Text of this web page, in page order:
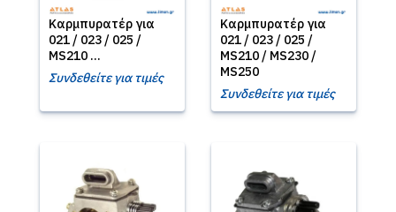
Καρμπυρατέρ για
021 / 023 / 025 /
MS210 ...
Συνδεθείτε για τιμές
Καρμπυρατέρ για
021 / 023 / 025 /
MS210 / MS230 /
MS250
Συνδεθείτε για τιμές